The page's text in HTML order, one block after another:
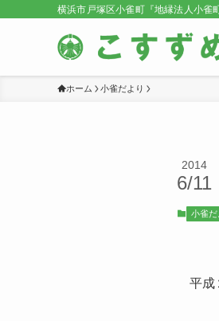
横浜市戸塚区小雀町『地縁法人小雀
ホーム 小雀だより
2014
6/11
小雀だ
平成